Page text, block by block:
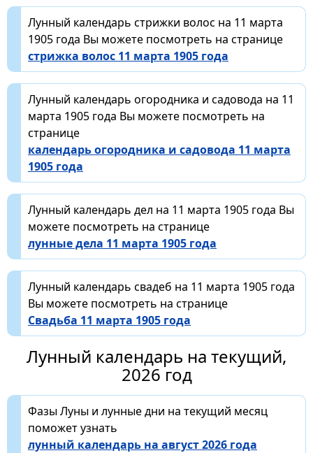
Лунный календарь стрижки волос на 11 марта
1905 года Вы можете посмотреть на странице
стрижка волос 11 марта 1905 года
Лунный календарь огородника и садовода на 11
марта 1905 года Вы можете посмотреть на
странице
календарь огородника и садовода 11 марта
1905 года
Лунный календарь дел на 11 марта 1905 года Вы
можете посмотреть на странице
лунные дела 11 марта 1905 года
Лунный календарь свадеб на 11 марта 1905 года
Вы можете посмотреть на странице
Свадьба 11 марта 1905 года
Лунный календарь на текущий,
2026 год
Фазы Луны и лунные дни на текущий месяц
поможет узнать
лунный календарь на август 2026 года